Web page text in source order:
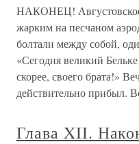
НАКОНЕЦ!
жарким на песчаном
болтали между собой,
«Сегодня великий
скорее, своего брата!»
действительно прибыл.
Глава XII.